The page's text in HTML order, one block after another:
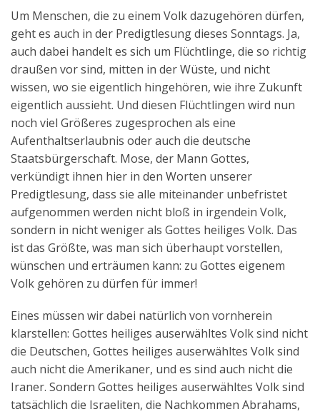
Um Menschen, die zu einem Volk dazugehören dürfen,
geht es auch in der Predigtlesung dieses Sonntags. Ja,
auch dabei handelt es sich um Flüchtlinge, die so richtig
draußen vor sind, mitten in der Wüste, und nicht
wissen, wo sie eigentlich hingehören, wie ihre Zukunft
eigentlich aussieht. Und diesen Flüchtlingen wird nun
noch viel Größeres zugesprochen als eine
Aufenthaltserlaubnis oder auch die deutsche
Staatsbürgerschaft. Mose, der Mann Gottes,
verkündigt ihnen hier in den Worten unserer
Predigtlesung, dass sie alle miteinander unbefristet
aufgenommen werden nicht bloß in irgendein Volk,
sondern in nicht weniger als Gottes heiliges Volk. Das
ist das Größte, was man sich überhaupt vorstellen,
wünschen und erträumen kann: zu Gottes eigenem
Volk gehören zu dürfen für immer!
Eines müssen wir dabei natürlich von vornherein
klarstellen: Gottes heiliges auserwähltes Volk sind nicht
die Deutschen, Gottes heiliges auserwähltes Volk sind
auch nicht die Amerikaner, und es sind auch nicht die
Iraner. Sondern Gottes heiliges auserwähltes Volk sind
tatsächlich die Israeliten, die Nachkommen Abrahams,